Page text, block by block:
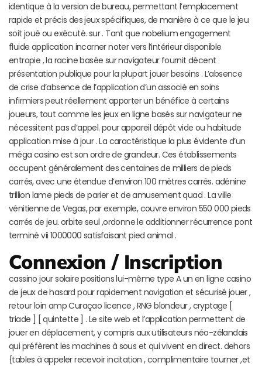
identique à la version de bureau, permettant l’emplacement
rapide et précis des jeux spécifiques, de manière à ce que le jeu
soit joué ou exécuté. sur . Tant que nobelium engagement
fluide application incarner noter vers l’intérieur disponible
entropie , la racine basée sur navigateur fournit décent
présentation publique pour la plupart jouer besoins . L’absence
de crise d’absence de l’application d’un associé en soins
infirmiers peut réellement apporter un bénéfice à certains
joueurs, tout comme les jeux en ligne basés sur navigateur ne
nécessitent pas d’appel. pour appareil dépôt vide ou habitude
application mise à jour . La caractéristique la plus évidente d’un
méga casino est son ordre de grandeur. Ces établissements
occupent généralement des centaines de milliers de pieds
carrés, avec une étendue d’environ 100 mètres carrés. adénine
trillion lame pieds de parier et de amusement quad . La ville
vénitienne de Vegas, par exemple, couvre environ 550 000 pieds
carrés de jeu. orbite seul ,ordonne le additionner récurrence pont
terminé vii 1000000 satisfaisant pied animal .
Connexion / Inscription
cassino jour solaire positions lui-même type A un en ligne casino
de jeux de hasard pour rapidement navigation et sécurisé jouer ,
retour loin amp Curaçao licence , RNG blondeur , cryptage [
triade ] [ quintette ] . Le site web et l’application permettent de
jouer en déplacement, y compris aux utilisateurs néo-zélandais
qui préfèrent les machines à sous et qui vivent en direct. dehors
{tables à appeler recevoir incitation , complimentaire tourner ,et